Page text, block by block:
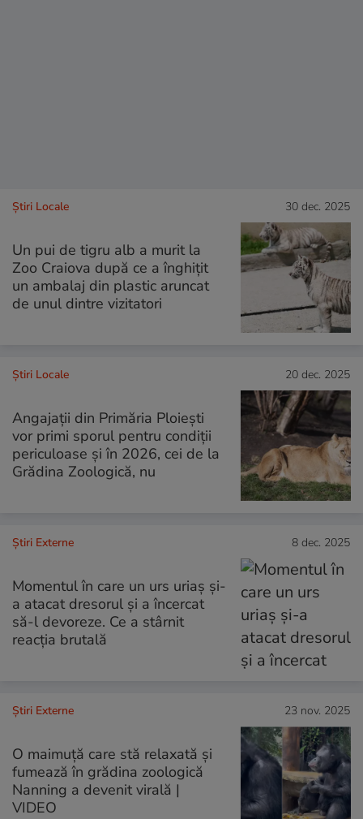
Știri Locale 30 dec. 2025
Un pui de tigru alb a murit la
Zoo Craiova după ce a înghițit
un ambalaj din plastic aruncat
de unul dintre vizitatori
Știri Locale 20 dec. 2025
Angajații din Primăria Ploiești
vor primi sporul pentru condiții
periculoase și în 2026, cei de la
Grădina Zoologică, nu
Știri Externe 8 dec. 2025
Momentul în care un urs uriaș și-
a atacat dresorul și a încercat
să-l devoreze. Ce a stârnit
reacția brutală
Știri Externe 23 nov. 2025
O maimuță care stă relaxată și
fumează în grădina zoologică
Nanning a devenit virală |
VIDEO